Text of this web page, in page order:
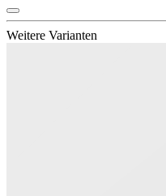
Weitere Varianten